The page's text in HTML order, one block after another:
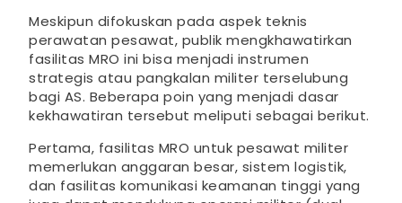
Meskipun difokuskan pada aspek teknis
perawatan pesawat, publik mengkhawatirkan
fasilitas MRO ini bisa menjadi instrumen
strategis atau pangkalan militer terselubung
bagi AS. Beberapa poin yang menjadi dasar
kekhawatiran tersebut meliputi sebagai berikut.
Pertama, fasilitas MRO untuk pesawat militer
memerlukan anggaran besar, sistem logistik,
dan fasilitas komunikasi keamanan tinggi yang